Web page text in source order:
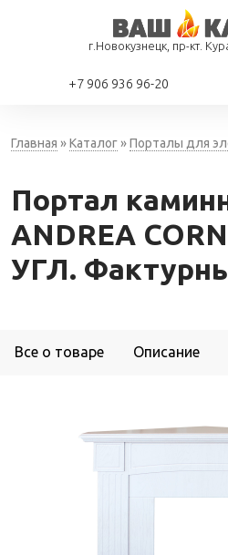
г.Новокузнецк, пр-кт.
+7 906 936 96-20
Главная »Каталог»Порталы для
Портал
ANDREA
УГЛ.
Все о товаре Описание